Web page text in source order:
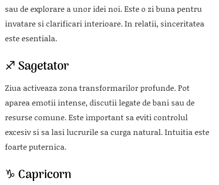
sau de explorare a unor idei noi. Este o zi buna pentru
invatare si clarificari interioare. In relatii, sinceritatea
este esentiala.
♐ Sagetator
Ziua activeaza zona transformarilor profunde. Pot
aparea emotii intense, discutii legate de bani sau de
resurse comune. Este important sa eviti controlul
excesiv si sa lasi lucrurile sa curga natural. Intuitia este
foarte puternica.
♑ Capricorn